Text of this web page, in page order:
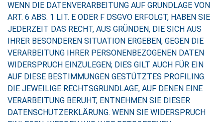
WENN DIE DATENVERARBEITUNG AUF GRUNDLAGE VON
ART. 6 ABS. 1 LIT. E ODER F DSGVO ERFOLGT, HABEN SIE
JEDERZEIT DAS RECHT, AUS GRÜNDEN, DIE SICH AUS
IHRER BESONDEREN SITUATION ERGEBEN, GEGEN DIE
VERARBEITUNG IHRER PERSONENBEZOGENEN DATEN
WIDERSPRUCH EINZULEGEN; DIES GILT AUCH FÜR EIN
AUF DIESE BESTIMMUNGEN GESTÜTZTES PROFILING.
DIE JEWEILIGE RECHTSGRUNDLAGE, AUF DENEN EINE
VERARBEITUNG BERUHT, ENTNEHMEN SIE DIESER
DATENSCHUTZERKLÄRUNG. WENN SIE WIDERSPRUCH